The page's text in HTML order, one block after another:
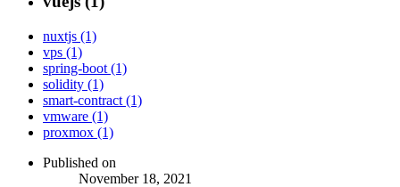
nuxtjs (1)
vps (1)
spring-boot (1)
solidity (1)
smart-contract (1)
vmware (1)
proxmox (1)
Published on
November 18, 2021